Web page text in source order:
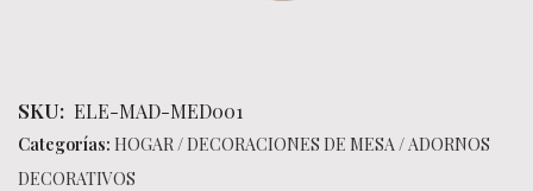
SKU: ELE-MAD-MED001
Categorías: HOGAR/DECORACIONES DE MESA/ADORNOS
DECORATIVOS